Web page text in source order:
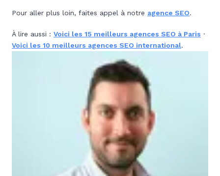
Pour aller plus loin, faites appel à notre agence SEO.
À lire aussi : Voici les 15 meilleurs agences SEO à Paris ·
Voici les 10 meilleurs agences SEO international.